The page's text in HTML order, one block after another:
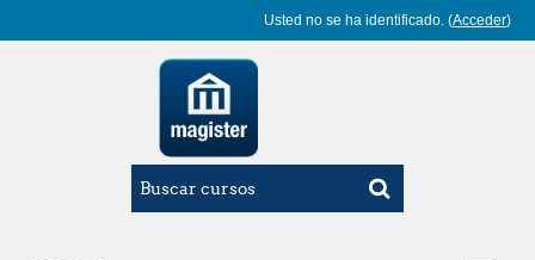
Usted no se ha identificado. (Acceder)